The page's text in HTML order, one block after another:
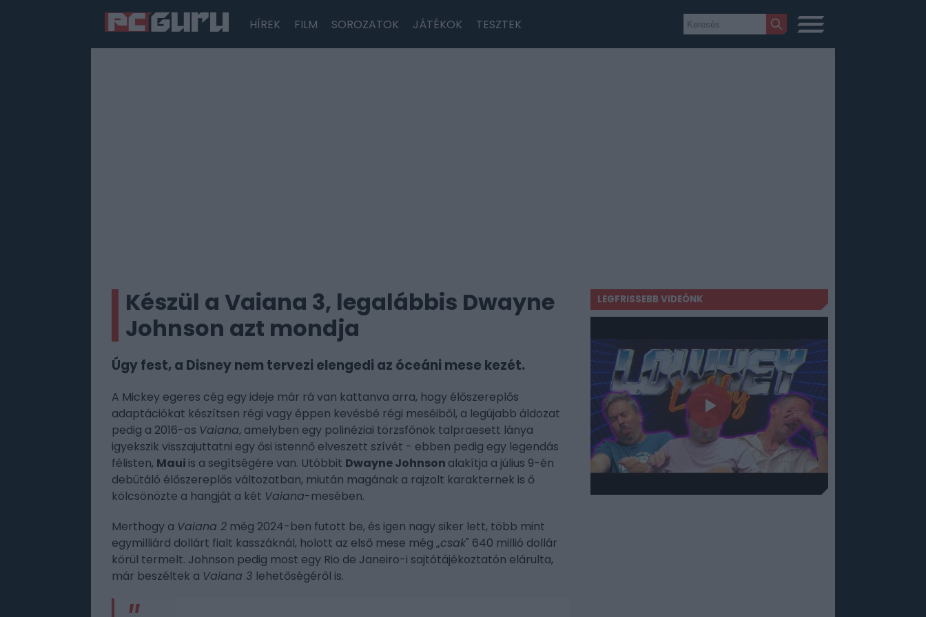
HÍREK FILM SOROZATOK JÁTÉKOK TESZTEK
Készül a Vaiana 3, legalábbis Dwayne
Johnson azt mondja
Úgy fest, a Disney nem tervezi elengedi az óceáni mese kezét.
A Mickey egeres cég egy ideje már rá van kattanva arra, hogy élőszereplős
adaptációkat készítsen régi vagy éppen kevésbé régi meséiből, a legújabb áldozat
pedig a 2016-os Vaiana, amelyben egy polinéziai törzsfőnök talpraesett lánya
igyekszik visszajuttatni egy ősi istennő elveszett szívét - ebben pedig egy legendás
félisten, Maui is a segítségére van. Utóbbit Dwayne Johnson alakítja a július 9-én
debütáló élőszereplős változatban, miután magának a rajzolt karakternek is ő
kölcsönözte a hangját a két Vaiana-mesében.
Merthogy a Vaiana 2 még 2024-ben futott be, és igen nagy siker lett, több mint
egymilliárd dollárt fialt kasszáknál, holott az első mese még „csak" 640 millió dollár
körül termelt. Johnson pedig most egy Rio de Janeiro-i sajtótájékoztatón elárulta,
már beszéltek a Vaiana 3 lehetőségéről is.
LEGFRISSEBB VIDEÓNK